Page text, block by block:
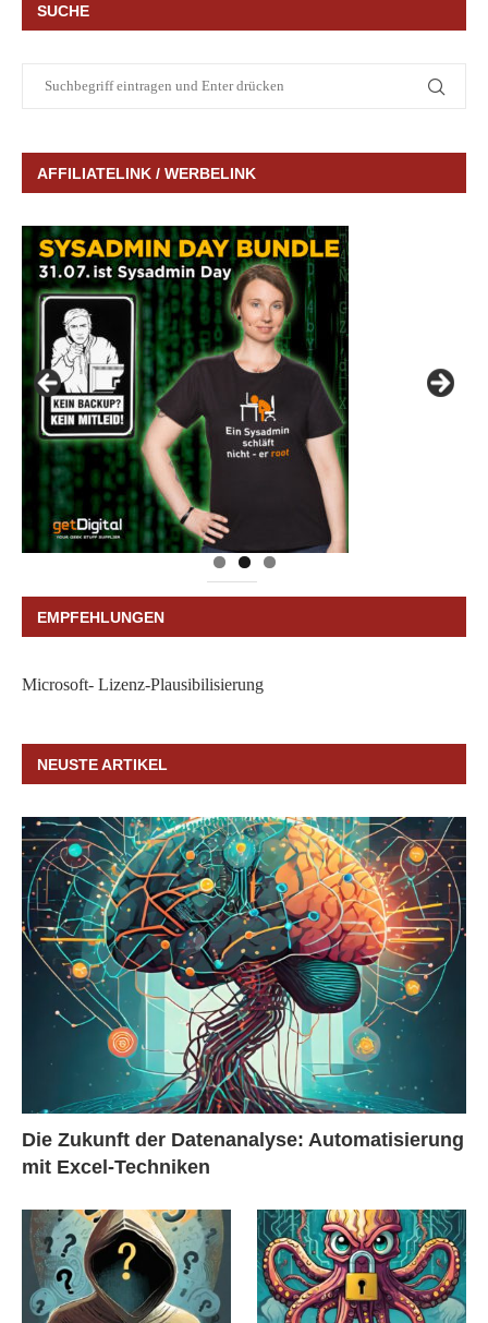
SUCHE
AFFILIATELINK / WERBELINK
EMPFEHLUNGEN
Microsoft- Lizenz-Plausibilisierung
NEUSTE ARTIKEL
Die Zukunft der Datenanalyse: Automatisierung
mit Excel-Techniken